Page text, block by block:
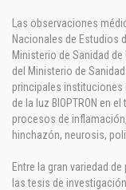
Las observaciones
Nacionales de Estudios
Ministerio de Sanidad
del Ministerio de
principales instituciones
de la luz BIOPTRON en
procesos de
hinchazón, neurosis,
Entre la gran variedad
las tesis de